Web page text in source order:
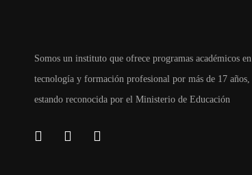
Somos un instituto que ofrece programas académicos en
tecnología y formación profesional por más de 17 años,
estando reconocida por el Ministerio de Educación